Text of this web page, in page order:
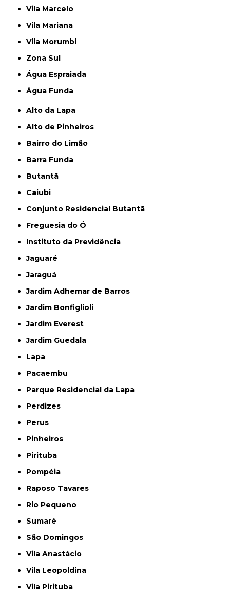
Vila Marcelo
Vila Mariana
Vila Morumbi
Zona Sul
Água Espraiada
Água Funda
Alto da Lapa
Alto de Pinheiros
Bairro do Limão
Barra Funda
Butantã
Caiubi
Conjunto Residencial Butantã
Freguesia do Ó
Instituto da Previdência
Jaguaré
Jaraguá
Jardim Adhemar de Barros
Jardim Bonfiglioli
Jardim Everest
Jardim Guedala
Lapa
Pacaembu
Parque Residencial da Lapa
Perdizes
Perus
Pinheiros
Pirituba
Pompéia
Raposo Tavares
Rio Pequeno
Sumaré
São Domingos
Vila Anastácio
Vila Leopoldina
Vila Pirituba